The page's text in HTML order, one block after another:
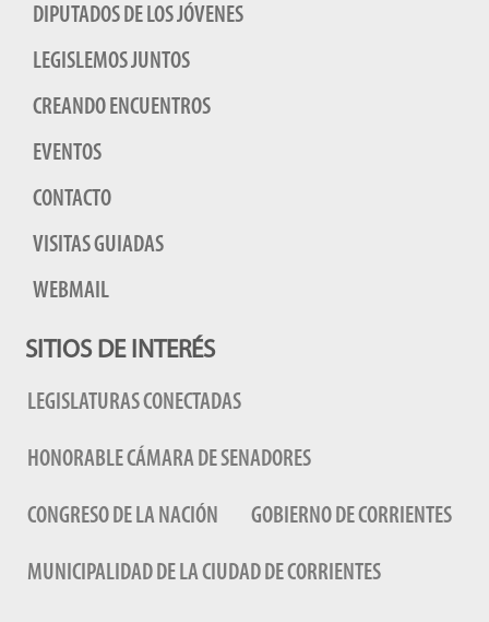
DIPUTADOS DE LOS JÓVENES
LEGISLEMOS JUNTOS
CREANDO ENCUENTROS
EVENTOS
CONTACTO
VISITAS GUIADAS
WEBMAIL
SITIOS DE INTERÉS
LEGISLATURAS CONECTADAS
HONORABLE CÁMARA DE SENADORES
CONGRESO DE LA NACIÓN GOBIERNO DE CORRIENTES
MUNICIPALIDAD DE LA CIUDAD DE CORRIENTES